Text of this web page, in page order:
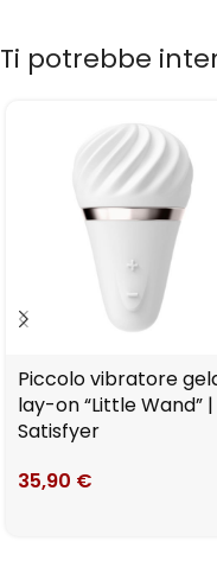
Ti potrebbe
Piccolo vibratore
lay-on “Little Wand” |
Satisfyer
35,90 €